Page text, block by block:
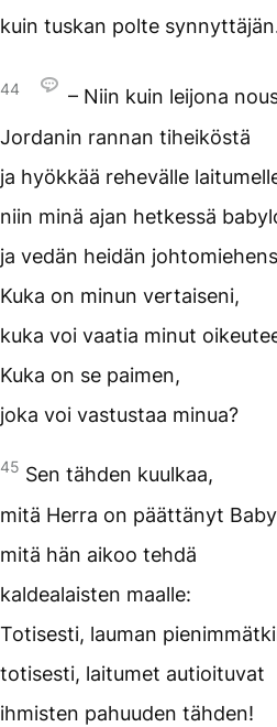
kuin tuskan polte
44
– Niin kuin leijona
Jordanin rannan tiheiköstä
ja hyökkää rehevälle
niin minä ajan hetkessä
ja vedän heidän
Kuka on minun vertaiseni,
kuka voi vaatia minut
Kuka on se paimen,
joka voi vastustaa minua?
45 Sen tähden kuulkaa,
mitä Herra on päättänyt
mitä hän aikoo tehdä
kaldealaisten maalle:
Totisesti, lauman
totisesti, laitumet autioituvat
ihmisten pahuuden tähden!